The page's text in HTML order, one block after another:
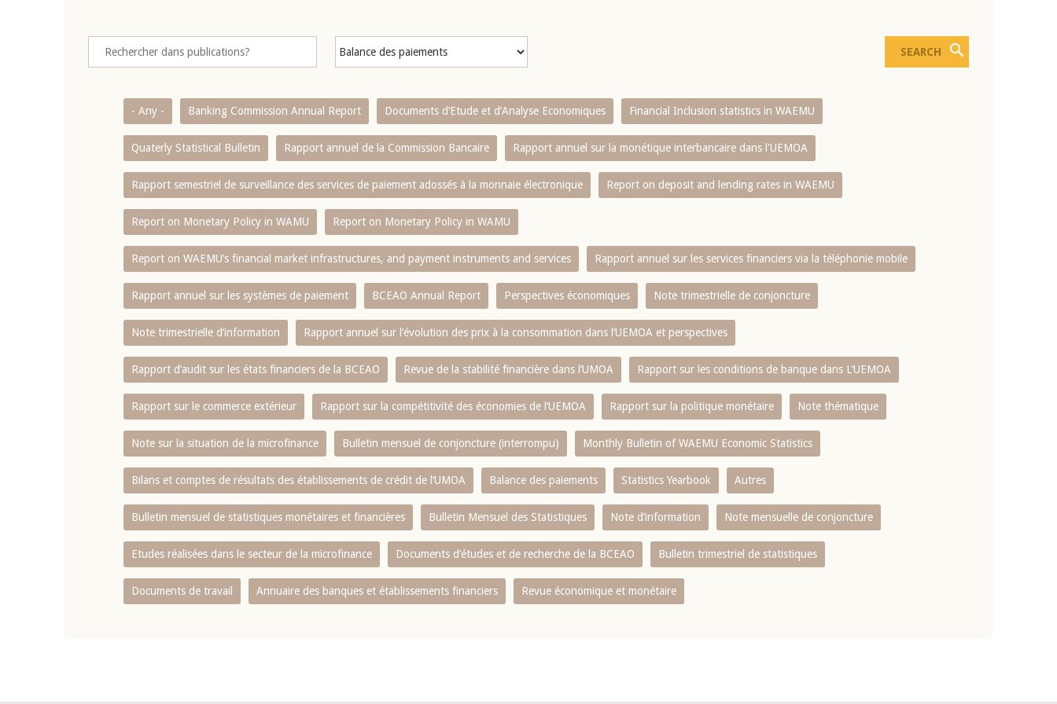
- Any - Banking Commission Annual Report Documents d’Etude et d’Analyse Economiques Financial Inclusion statistics in WAEMU
Quaterly Statistical Bulletin Rapport annuel de la Commission Bancaire Rapport annuel sur la monétique interbancaire dans l'UEMOA
Rapport semestriel de surveillance des services de paiement adossés à la monnaie électronique Report on deposit and lending rates in WAEMU
Report on Monetary Policy in WAMU Report on Monetary Policy in WAMU
Report on WAEMU’s financial market infrastructures, and payment instruments and services Rapport annuel sur les services financiers via la téléphonie mobile
Rapport annuel sur les systèmes de paiement BCEAO Annual Report Perspectives économiques Note trimestrielle de conjoncture
Note trimestrielle d‘information Rapport annuel sur l‘évolution des prix à la consommation dans l‘UEMOA et perspectives
Rapport d‘audit sur les états financiers de la BCEAO Revue de la stabilité financière dans l‘UMOA Rapport sur les conditions de banque dans L‘UEMOA
Rapport sur le commerce extérieur Rapport sur la compétitivité des économies de l‘UEMOA Rapport sur la politique monétaire Note thématique
Note sur la situation de la microfinance Bulletin mensuel de conjoncture (interrompu) Monthly Bulletin of WAEMU Economic Statistics
Bilans et comptes de résultats des établissements de crédit de l‘UMOA Balance des paiements Statistics Yearbook Autres
Bulletin mensuel de statistiques monétaires et financières Bulletin Mensuel des Statistiques Note d’information Note mensuelle de conjoncture
Etudes réalisées dans le secteur de la microfinance Documents d’études et de recherche de la BCEAO Bulletin trimestriel de statistiques
Documents de travail Annuaire des banques et établissements financiers Revue économique et monétaire